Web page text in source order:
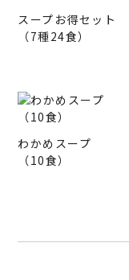
スープお得セット
（7種24食）
わかめスープ
（10食）